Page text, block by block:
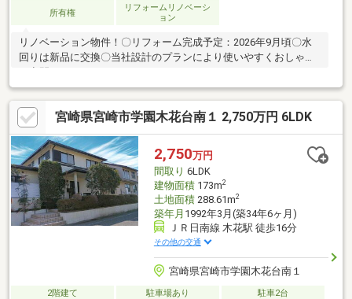
所有権
リフォームリノベーシ
ョン
リノベーション物件！〇リフォーム完成予定：2026年9月頃〇水
回りは新品に交換〇当社設計のプランにより使いやすくおしゃれ
宮崎県宮崎市学園木花台南１ 2,750万円 6LDK
2,750万円
間取り 6LDK
建物面積173m2
土地面積288.61m2
築年月 1992年3月(築34年6ヶ月)
ＪＲ日南線 木花駅 徒歩16分
その他の交通
宮崎県宮崎市学園木花台南１
2階建て 駐車場あり
駐車2台